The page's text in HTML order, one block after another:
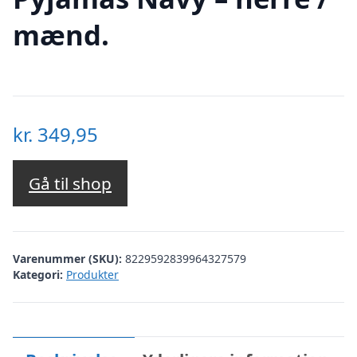
mænd.
kr. 349,95
Gå til shop
Varenummer (SKU): 8229592839964327579
Kategori: Produkter